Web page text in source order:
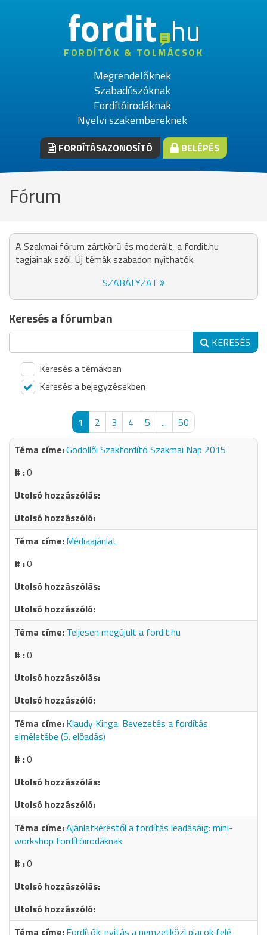
fordithu
FORDÍTÓK & TOLMÁCSOK
Megrendelőknek
Szabadúszóknak
Fordítóirodáknak
Nyelvi szakembereknek
FORDÍTÁSAZONOSÍTÓ BELÉPÉS
Fórum
A Szakmai fórum zártkörű és moderált, a fordit.hu
tagjainak szól. Új témák szabadon nyithatók.
SZABÁLYZAT
Keresés a fórumban
KERESÉS
Keresés a témákban
Keresés a bejegyzésekben
1 2 3 4 5 ...
50
Gödöllői Szakfordító Szakmai Nap 2015
0
Médiaajánlat
0
Teljesen megújult a fordit.hu
0
Klaudy Kinga: Bevezetés a fordítás
elméletébe (5. előadás)
0
Ajánlatkéréstől a fordítás leadásáig: mini-
workshop fordítóirodáknak
0
Fordítók: nyitás a nemzetközi piacok felé